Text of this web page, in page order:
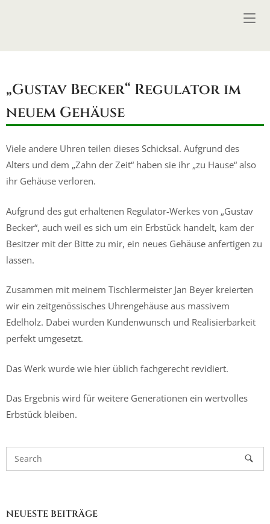
„Gustav Becker“ Regulator im
neuem Gehäuse
Viele andere Uhren teilen dieses Schicksal. Aufgrund des
Alters und dem „Zahn der Zeit“ haben sie ihr „zu Hause“ also
ihr Gehäuse verloren.
Aufgrund des gut erhaltenen Regulator-Werkes von „Gustav
Becker“, auch weil es sich um ein Erbstück handelt, kam der
Besitzer mit der Bitte zu mir, ein neues Gehäuse anfertigen zu
lassen.
Zusammen mit meinem Tischlermeister Jan Beyer kreierten
wir ein zeitgenössisches Uhrengehäuse aus massivem
Edelholz. Dabei wurden Kundenwunsch und Realisierbarkeit
perfekt umgesetzt.
Das Werk wurde wie hier üblich fachgerecht revidiert.
Das Ergebnis wird für weitere Generationen ein wertvolles
Erbstück bleiben.
NEUESTE BEITRÄGE